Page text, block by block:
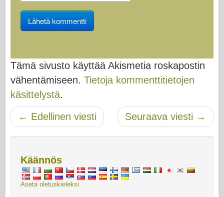
Tämä sivusto käyttää Akismetia roskapostin
vähentämiseen. Tietoja kommenttitietojen
käsittelystä.
Navigoinnin jälkeinen Seuraava viesti →
← Edellinen viesti
Käännös
Aseta oletuskieleksi